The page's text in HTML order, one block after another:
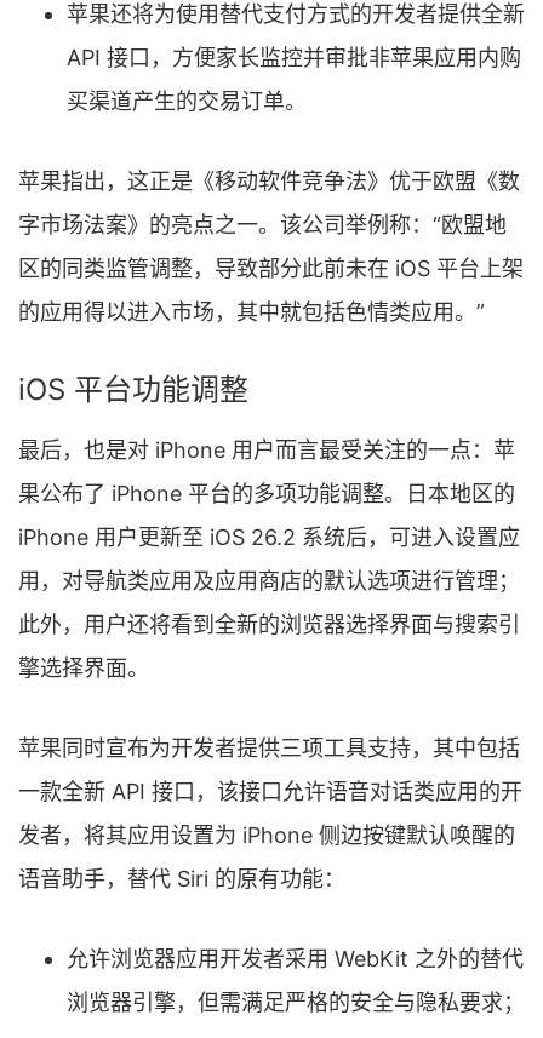
苹果还将为使用替代支付方式的开发者提供全新
API 接口，方便家长监控并审批非苹果应用内购
买渠道产生的交易订单。
苹果指出，这正是《移动软件竞争法》优于欧盟《数
字市场法案》的亮点之一。该公司举例称：“欧盟地
区的同类监管调整，导致部分此前未在 iOS 平台上架
的应用得以进入市场，其中就包括色情类应用。”
iOS 平台功能调整
最后，也是对 iPhone 用户而言最受关注的一点：苹
果公布了 iPhone 平台的多项功能调整。日本地区的
iPhone 用户更新至 iOS 26.2 系统后，可进入设置应
用，对导航类应用及应用商店的默认选项进行管理；
此外，用户还将看到全新的浏览器选择界面与搜索引
擎选择界面。
苹果同时宣布为开发者提供三项工具支持，其中包括
一款全新 API 接口，该接口允许语音对话类应用的开
发者，将其应用设置为 iPhone 侧边按键默认唤醒的
语音助手，替代 Siri 的原有功能：
允许浏览器应用开发者采用 WebKit 之外的替代
浏览器引擎，但需满足严格的安全与隐私要求；